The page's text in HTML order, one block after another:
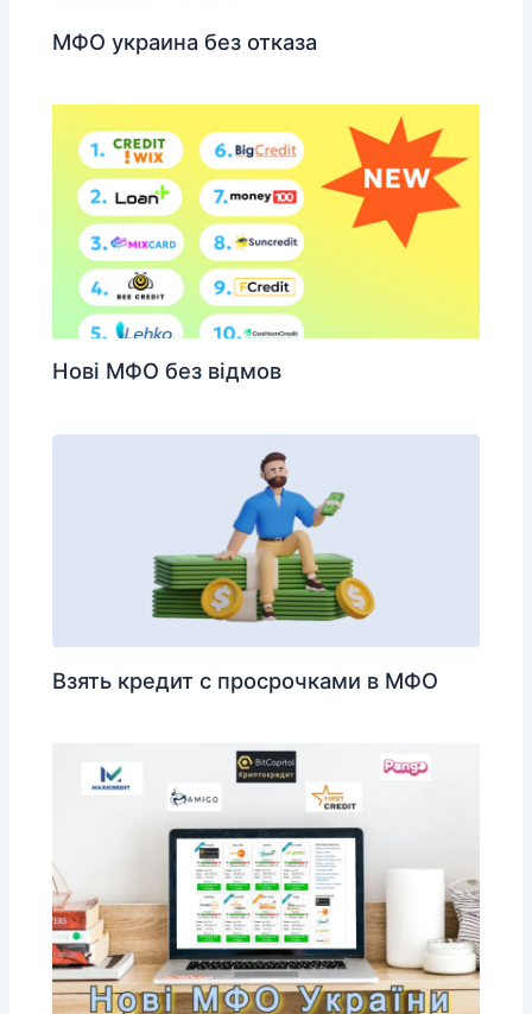
МФО украина без отказа
Нові МФО без відмов
Взять кредит с просрочками в МФО